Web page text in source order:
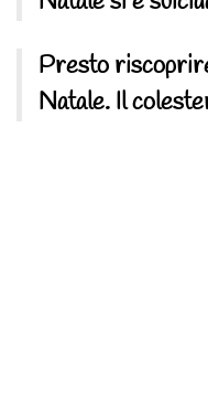
Presto
Natale. Il